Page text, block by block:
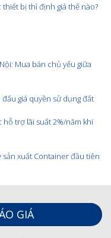
bị thì định giá thế nào?
Mua bán chủ yếu giữa
giá quyền sử dụng đất
trợ lãi suất 2%/năm khi
sản xuất Container đầu tiên
GIÁ